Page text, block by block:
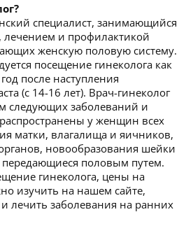
специалист, занимающийся
лечением и профилактикой
женскую половую систему.
посещение гинеколога как
после наступления
(с 14-16 лет). Врач-гинеколог
следующих заболеваний и
у женщин всех
матки, влагалища и яичников,
новообразования шейки
передающиеся половым путем.
гинеколога, цены на
изучить на нашем сайте,
лечить заболевания на ранних